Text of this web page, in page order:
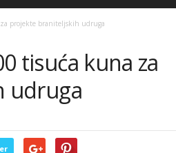
projekte braniteljskih udruga
tisuća kuna za
udruga